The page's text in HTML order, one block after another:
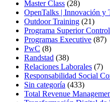
Master Class (28)
OpenTalks | Innovación y
Outdoor Training (21)
Programa Superior
Programas Executive (87)
PwC (8)
Randstad (38)
Relaciones Laborales (7)
Responsabilidad Social
Sin categoría (433)
Total Revenue